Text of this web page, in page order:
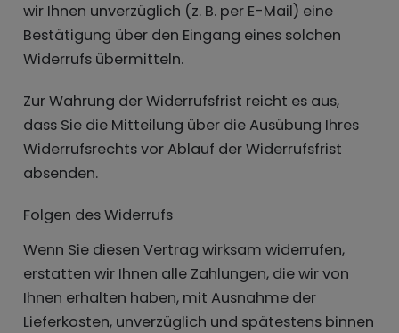
wir Ihnen unverzüglich (z. B. per E-Mail) eine
Bestätigung über den Eingang eines solchen
Widerrufs übermitteln.
Zur Wahrung der Widerrufsfrist reicht es aus,
dass Sie die Mitteilung über die Ausübung Ihres
Widerrufsrechts vor Ablauf der Widerrufsfrist
absenden.
Folgen des Widerrufs
Wenn Sie diesen Vertrag wirksam widerrufen,
erstatten wir Ihnen alle Zahlungen, die wir von
Ihnen erhalten haben, mit Ausnahme der
Lieferkosten, unverzüglich und spätestens binnen